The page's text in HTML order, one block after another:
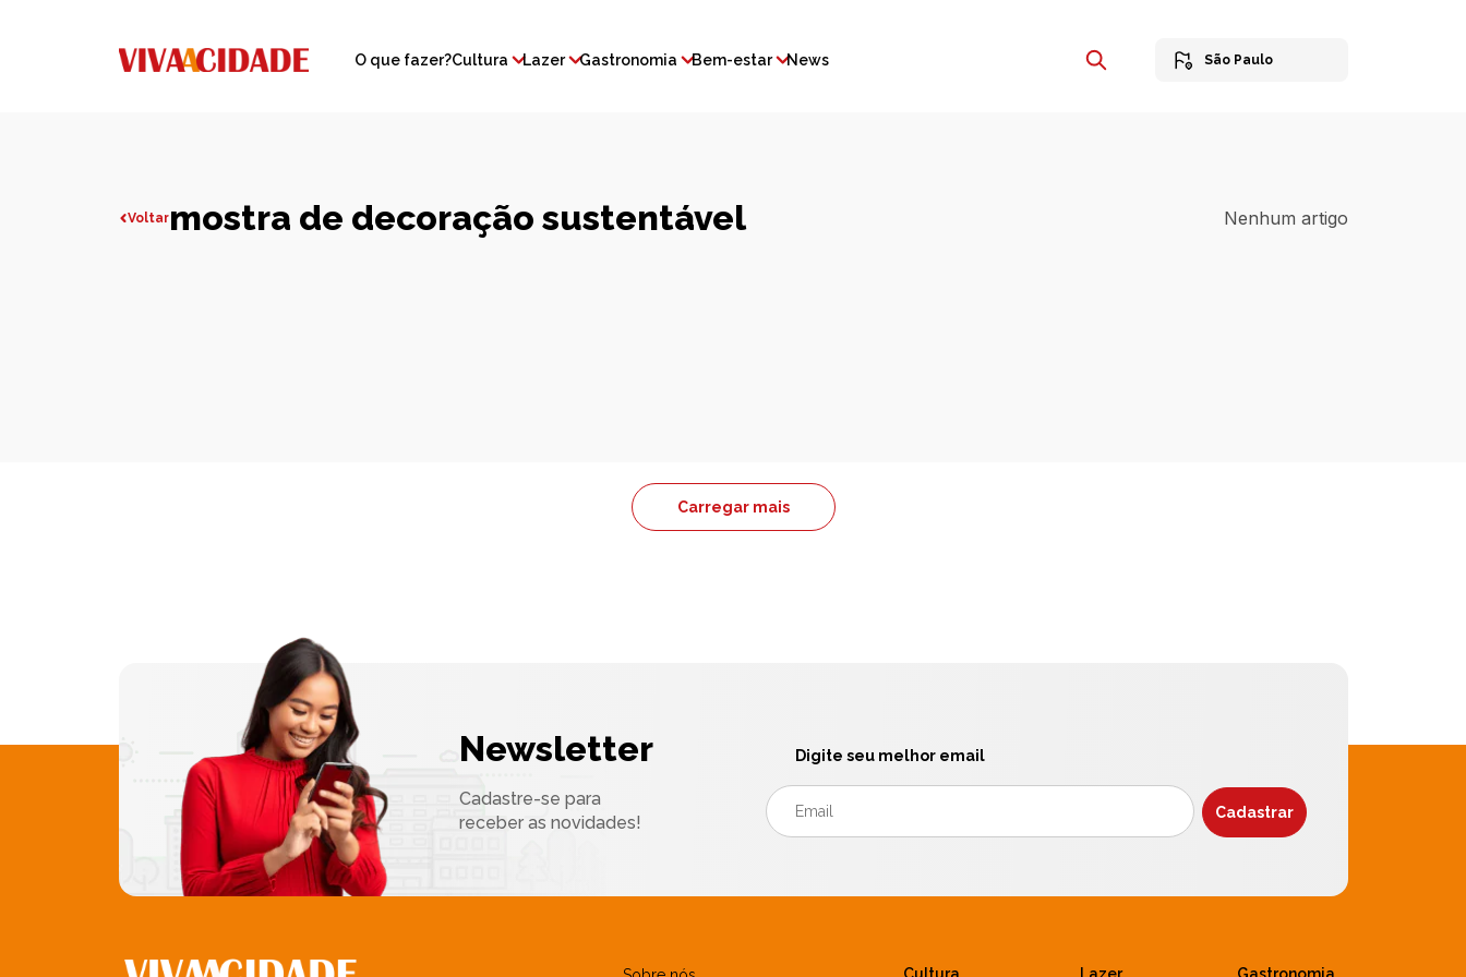
O que fazer?Cultura Lazer Gastronomia Bem-estar News São Paulo
Voltarmostra de decoração sustentável Nenhum artigo
Carregar mais
Newsletter
Cadastre-se para
receber as novidades!
Digite seu melhor email